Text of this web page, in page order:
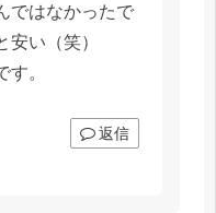
ではなかったで
い（笑）
。
返信